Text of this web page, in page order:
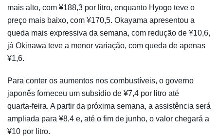
mais alto, com ¥188,3 por litro, enquanto Hyogo teve o
preço mais baixo, com ¥170,5. Okayama apresentou a
queda mais expressiva da semana, com redução de ¥10,6,
já Okinawa teve a menor variação, com queda de apenas
¥1,6.
Para conter os aumentos nos combustíveis, o governo
japonês forneceu um subsídio de ¥7,4 por litro até
quarta-feira. A partir da próxima semana, a assistência será
ampliada para ¥8,4 e, até o fim de junho, o valor chegará a
¥10 por litro.